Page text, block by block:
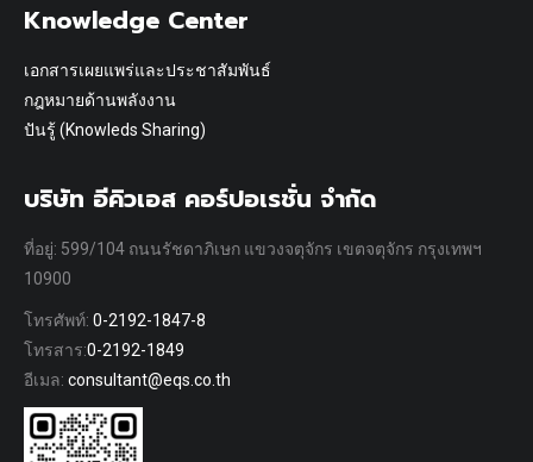
Knowledge Center
เอกสารเผยแพร่และประชาสัมพันธ์
กฎหมายด้านพลังงาน
ปันรู้ (Knowleds Sharing)
บริษัท อีคิวเอส คอร์ปอเรชั่น จำกัด
ที่อยู่: 599/104 ถนนรัชดาภิเษก แขวงจตุจักร เขตจตุจักร กรุงเทพฯ
10900
โทรศัพท์: 0-2192-1847-8
โทรสาร:0-2192-1849
อีเมล: consultant@eqs.co.th